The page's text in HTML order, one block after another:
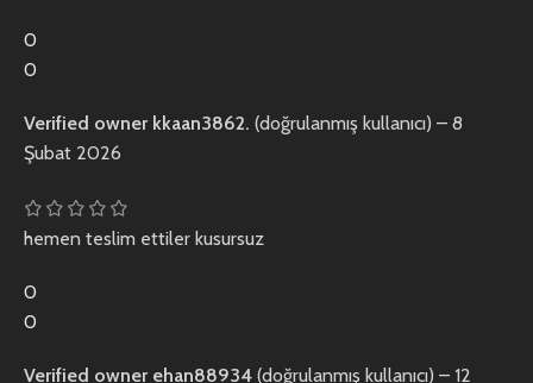
0
0
Verified owner kkaan3862. (doğrulanmış kullanıcı) – 8
Şubat 2026
hemen teslim ettiler kusursuz
0
0
Verified owner ehan88934 (doğrulanmış kullanıcı) – 12